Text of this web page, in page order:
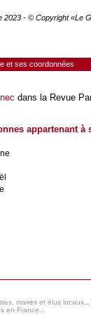
2023 - © Copyright «Le
et ses coordonnées
dans la Revue
appartenant à
maires et élus
en France...